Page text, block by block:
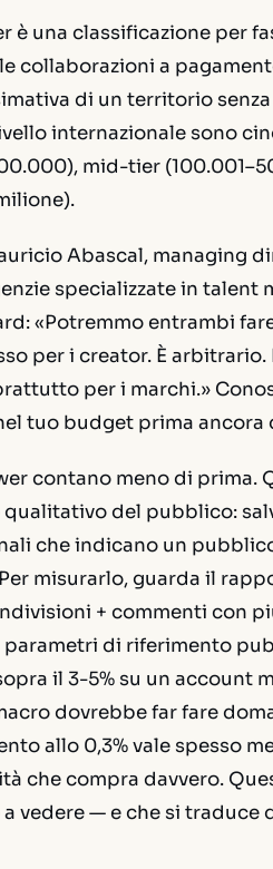
è una classificazione per
collaborazioni a
di un territorio
internazionale sono
mid-tier
Abascal, managing
specializzate in talent
«Potremmo entrambi
per i creator. È
per i marchi.»
tuo budget prima ancora
contano meno di prima.
del pubblico:
che indicano un
misurarlo, guarda il
+ commenti con
parametri di riferimento
il 3-5% su un account
dovrebbe far fare
allo 0,3% vale spesso
che compra davvero.
vedere — e che si